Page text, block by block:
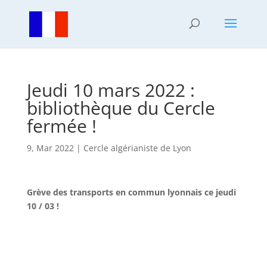
Jeudi 10 mars 2022 :
bibliothèque du Cercle
fermée !
9, Mar 2022| Cercle algérianiste de Lyon
Grève des transports en commun lyonnais ce jeudi
10 / 03 !